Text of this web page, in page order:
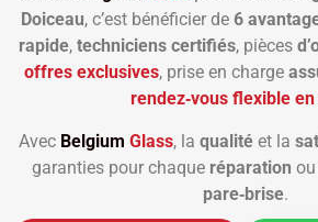
Doiceau, c’est bénéficier de 6
rapide, techniciens certifiés, pièces
offres exclusives, prise en charge
rendez‑vous flexible
Avec Belgium Glass, la qualité et la
garanties pour chaque réparation ou
pare‑brise.